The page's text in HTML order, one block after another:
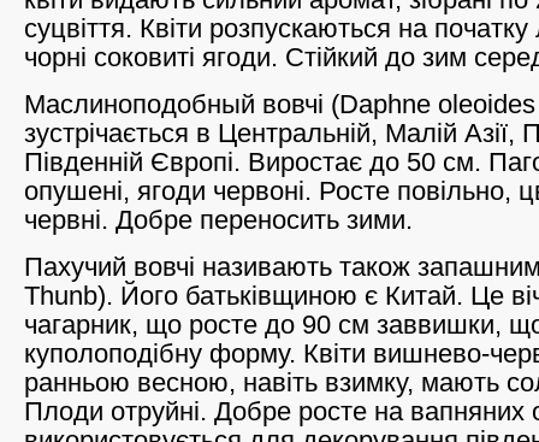
суцвіття. Квіти розпускаються на
чорні соковиті ягоди. Стійкий до зим
Маслиноподобный вовчі (Daphne
зустрічається в Центральній, Малій Азії,
Південній Європі. Виростає до 50 см.
опушені, ягоди червоні. Росте повільно,
червні. Добре переносить зими.
Пахучий вовчі називають також
Thunb). Його батьківщиною є Китай. Це
чагарник, що росте до 90 см заввишки,
куполоподібну форму. Квіти вишнево-
ранньою весною, навіть взимку, мають
Плоди отруйні. Добре росте на вапняних